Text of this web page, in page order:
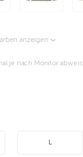
anzeigen
je nach Monitor
L